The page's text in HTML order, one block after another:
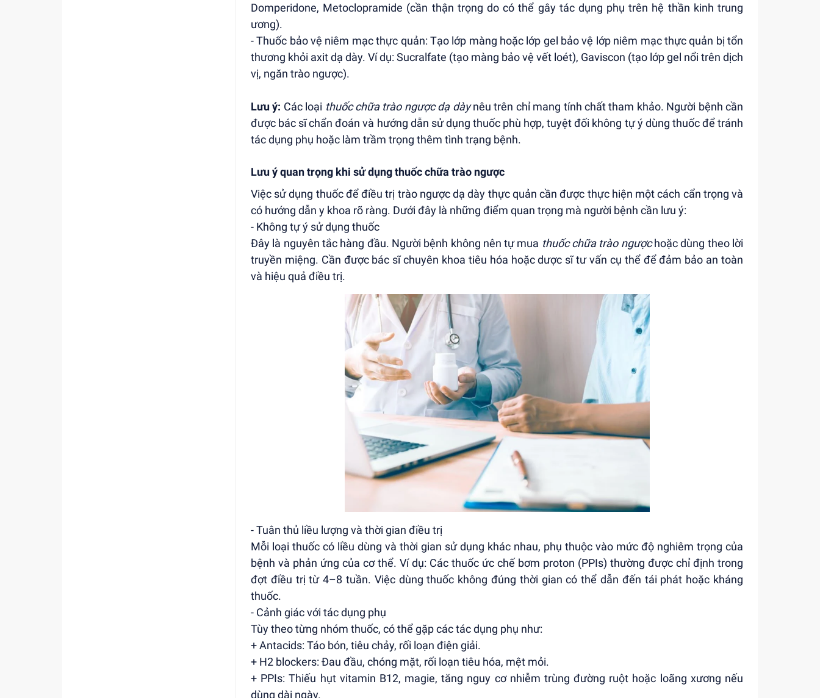
Domperidone, Metoclopramide (cần thận trọng do có thể gây tác dụng phụ trên hệ thần kinh trung
ương).
- Thuốc bảo vệ niêm mạc thực quản: Tạo lớp màng hoặc lớp gel bảo vệ lớp niêm mạc thực quản bị tổn
thương khỏi axit dạ dày. Ví dụ: Sucralfate (tạo màng bảo vệ vết loét), Gaviscon (tạo lớp gel nổi trên dịch
vị, ngăn trào ngược).
Lưu ý: Các loại thuốc chữa trào ngược dạ dàynêu trên chỉ mang tính chất tham khảo. Người bệnh cần
được bác sĩ chẩn đoán và hướng dẫn sử dụng thuốc phù hợp, tuyệt đối không tự ý dùng thuốc để tránh
tác dụng phụ hoặc làm trầm trọng thêm tình trạng bệnh.
Lưu ý quan trọng khi sử dụng thuốc chữa trào ngược
Việc sử dụng thuốc để điều trị trào ngược dạ dày thực quản cần được thực hiện một cách cẩn trọng và
có hướng dẫn y khoa rõ ràng. Dưới đây là những điểm quan trọng mà người bệnh cần lưu ý:
- Không tự ý sử dụng thuốc
Đây là nguyên tắc hàng đầu. Người bệnh không nên tự mua thuốc chữa trào ngượchoặc dùng theo lời
truyền miệng. Cần được bác sĩ chuyên khoa tiêu hóa hoặc dược sĩ tư vấn cụ thể để đảm bảo an toàn
và hiệu quả điều trị.
- Tuân thủ liều lượng và thời gian điều trị
Mỗi loại thuốc có liều dùng và thời gian sử dụng khác nhau, phụ thuộc vào mức độ nghiêm trọng của
bệnh và phản ứng của cơ thể. Ví dụ: Các thuốc ức chế bơm proton (PPIs) thường được chỉ định trong
đợt điều trị từ 4–8 tuần. Việc dùng thuốc không đúng thời gian có thể dẫn đến tái phát hoặc kháng
thuốc.
- Cảnh giác với tác dụng phụ
Tùy theo từng nhóm thuốc, có thể gặp các tác dụng phụ như:
+ Antacids: Táo bón, tiêu chảy, rối loạn điện giải.
+ H2 blockers: Đau đầu, chóng mặt, rối loạn tiêu hóa, mệt mỏi.
+ PPIs: Thiếu hụt vitamin B12, magie, tăng nguy cơ nhiễm trùng đường ruột hoặc loãng xương nếu
dùng dài ngày.